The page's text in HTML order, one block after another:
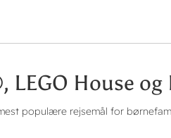
LEGO House og
populære rejsemål for